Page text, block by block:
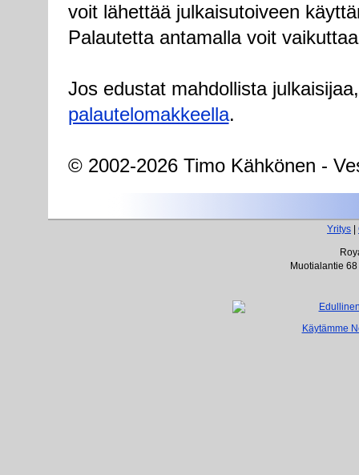
voit lähettää julkaisutoiveen
Palautetta antamalla voit
Jos edustat mahdollista
palautelomakkeella.
© 2002-2026 Timo Kähkönen -
Yritys
Muotialantie
Käytämme